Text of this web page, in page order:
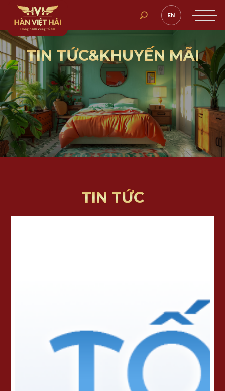
EN
TIN TỨC&KHUYẾN MÃI
TIN TỨC